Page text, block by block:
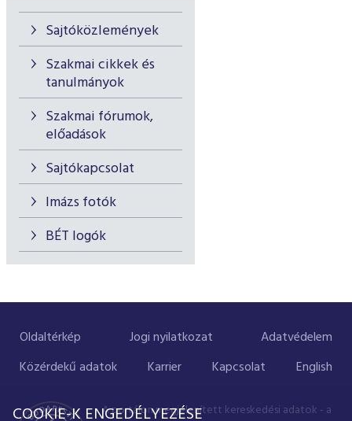
Sajtóközlemények
Szakmai cikkek és
tanulmányok
Szakmai fórumok,
előadások
Sajtókapcsolat
Imázs fotók
BÉT logók
Oldaltérkép Jogi nyilatkozat
Adatvédelem
Közérdekű adatok
Karrier Kapcsolat English
A portálon megjelenített kereskedési adatok - a
COOKIE-K ENGEDÉLYEZÉSE